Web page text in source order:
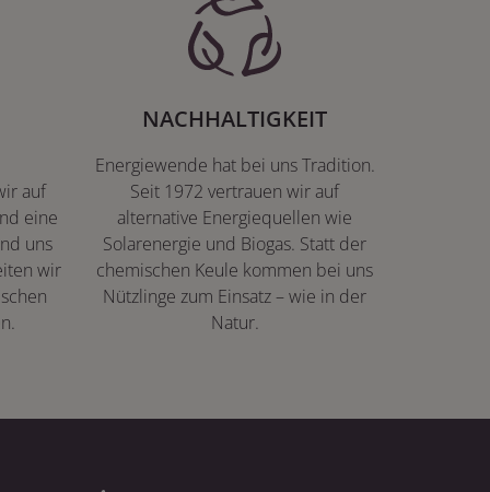
auf
eine
uns
wir
NACHHALTIGKEIT
Energiewende hat bei uns Tradition.
Seit 1972 vertrauen wir auf
alternative Energiequellen wie
Solarenergie und Biogas. Statt der
chemischen Keule kommen bei uns
Nützlinge zum Einsatz – wie in der
Natur.